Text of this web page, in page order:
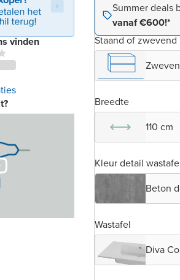
vinden
Summer deals
vanaf €600!*
Staand of zwevend
Breedte
110 cm
Kleur detail
Beton
Wastafel
Diva